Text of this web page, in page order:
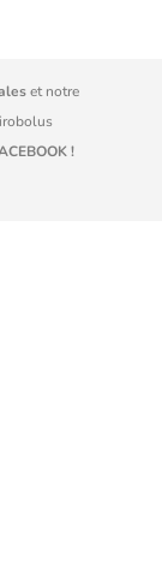
et notre
!